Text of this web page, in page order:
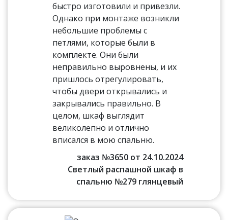
быстро изготовили и привезли.
Однако при монтаже возникли
небольшие проблемы с
петлями, которые были в
комплекте. Они были
неправильно выровнены, и их
пришлось отрегулировать,
чтобы двери открывались и
закрывались правильно. В
целом, шкаф выглядит
великолепно и отлично
вписался в мою спальню.
заказ №3650 от 24.10.2024
Светлый распашной шкаф в
спальню №279 глянцевый